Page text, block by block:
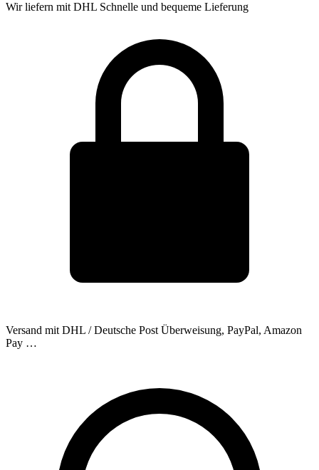
Wir liefern mit DHL Schnelle und bequeme Lieferung
Versand mit DHL / Deutsche Post Überweisung, PayPal, Amazon
Pay …